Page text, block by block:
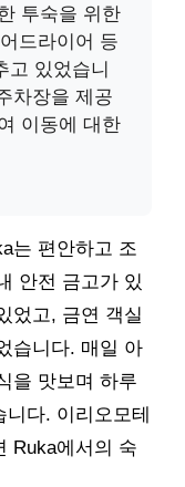
투숙을 위한
드라이어 등
고 있었습니
차장을 제공
이동에 대한
는 편안하고 조
안전 금고가 있
었고, 금연 객실
습니다. 매일 아
을 맛보며 하루
다. 이리오모테
Ruka에서의 숙